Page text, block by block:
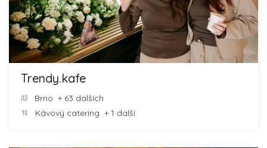
Trendy.kafe
Brno + 63 dalších
Kávový catering + 1 další